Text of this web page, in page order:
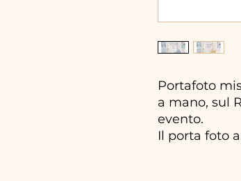
Portafoto
a mano, sul
evento.
Il porta foto